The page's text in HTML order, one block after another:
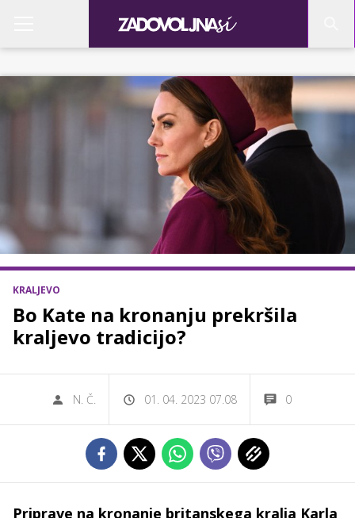
KRALJEVO
Bo Kate na kronanju prekršila
kraljevo tradicijo?
N. Č. 01. 04. 2023 07.08 0
Priprave na kronanje britanskega kralja Karla